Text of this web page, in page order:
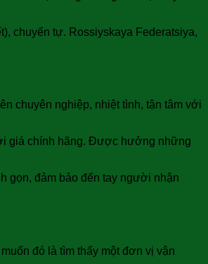
chuyển tự. Rossiyskaya Federatsiya,
chuyên nghiệp, nhiệt tình, tận tâm với
giá chính hãng. Được hưởng những
gọn, đảm bảo đến tay người nhận
đó là tìm thấy một đơn vị vận